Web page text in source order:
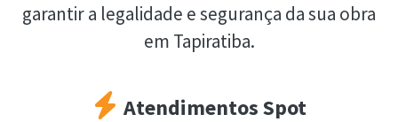
garantir a legalidade e segurança da sua obra
em Tapiratiba.
Atendimentos Spot